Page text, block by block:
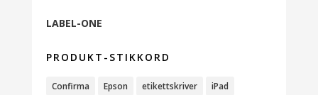
LABEL-ONE
PRODUKT-STIKKORD
Confirma Epson etikettskriver
iPad